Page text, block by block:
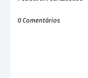
0 Comentários